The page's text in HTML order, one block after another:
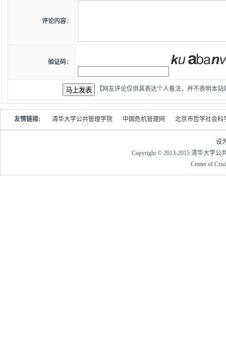
评论内容：
验证码：
【网友评论仅供其表达个人看法，并不表明本
友情链接: 清华大学公共管理学院 中国危机管理网 北京市哲学社会科
设
Copyright © 2013-2015 清华大学公
Center of